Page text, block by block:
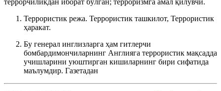
Террористик режа. Террористик ташкилот, Террористик
ҳаракат.
Бу генерал инглизларга ҳам гитлерчи
бомбардимончиларнинг Англияга террористик мақсадда
учишларини уюштирган кишиларнинг бири сифатида
маълумдир. Газетадан